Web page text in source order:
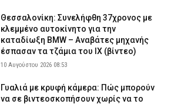
Θεσσαλονίκη: Συνελήφθη 37χρονος με
κλεμμένο αυτοκίνητο για την
καταδίωξη BMW – Αναβάτες μηχανής
έσπασαν τα τζάμια του ΙΧ (βίντεο)
10 Αυγούστου 2026 08:53
Γυαλιά με κρυφή κάμερα: Πώς μπορούν
να σε βιντεοσκοπήσουν χωρίς να το